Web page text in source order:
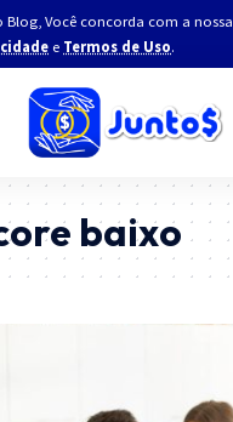
Blog, Você concorda com a nossa
e Termos de Uso.
baixo